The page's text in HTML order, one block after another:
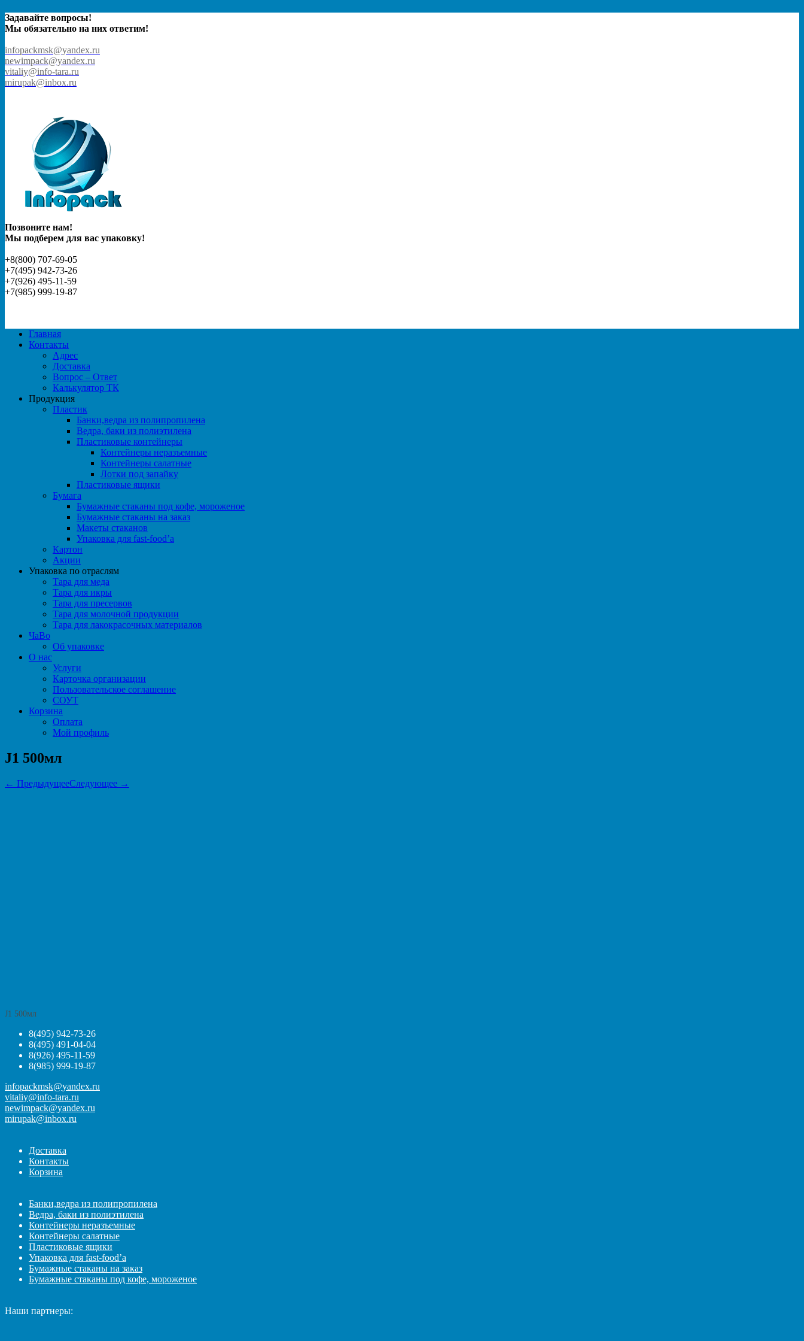
Задавайте вопросы!
Мы обязательно на них ответим!
infopackmsk@yandex.ru
newimpack@yandex.ru
vitaliy@info-tara.ru
mirupak@inbox.ru
Позвоните нам!
Мы подберем для вас упаковку!
+8(800) 707-69-05
+7(495) 942-73-26
+7(926) 495-11-59
+7(985) 999-19-87
Главная
Контакты
Адрес
Доставка
Вопрос – Ответ
Калькулятор ТК
Продукция
Пластик
Банки,ведра из полипропилена
Ведра, баки из полиэтилена
Пластиковые контейнеры
Контейнеры неразъемные
Контейнеры салатные
Лотки под запайку
Пластиковые ящики
Бумага
Бумажные стаканы под кофе, мороженое
Бумажные стаканы на заказ
Макеты стаканов
Упаковка для fast-food’а
Картон
Акции
Упаковка по отраслям
Тара для меда
Тара для икры
Тара для пресервов
Тара для молочной продукции
Тара для лакокрасочных материалов
ЧаВо
Об упаковке
О нас
Услуги
Карточка организации
Пользовательское соглашение
СОУТ
Корзина
Оплата
Мой профиль
J1 500мл
← ПредыдущееСледующее →
J1 500мл
8(495) 942-73-26
8(495) 491-04-04
8(926) 495-11-59
8(985) 999-19-87
infopackmsk@yandex.ru
vitaliy@info-tara.ru
newimpack@yandex.ru
mirupak@inbox.ru
Доставка
Контакты
Корзина
Банки,ведра из полипропилена
Ведра, баки из полиэтилена
Контейнеры неразъемные
Контейнеры салатные
Пластиковые ящики
Упаковка для fast-food’а
Бумажные стаканы на заказ
Бумажные стаканы под кофе, мороженое
Наши партнеры: